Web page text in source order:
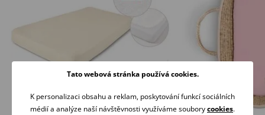
Tato webová stránka používá cookies.
K personalizaci obsahu a reklam, poskytování funkcí sociálních
médií a analýze naší návštěvnosti využíváme souborycookies.